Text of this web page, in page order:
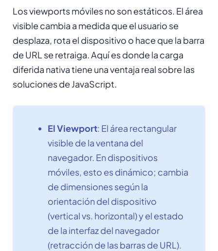
Los viewports móviles no son estáticos. El área
visible cambia a medida que el usuario se
desplaza, rota el dispositivo o hace que la barra
de URL se retraiga. Aquí es donde la carga
diferida nativa tiene una ventaja real sobre las
soluciones de JavaScript.
El Viewport: El área rectangular
visible de la ventana del
navegador. En dispositivos
móviles, esto es dinámico; cambia
de dimensiones según la
orientación del dispositivo
(vertical vs. horizontal) y el estado
de la interfaz del navegador
(retracción de las barras de URL).